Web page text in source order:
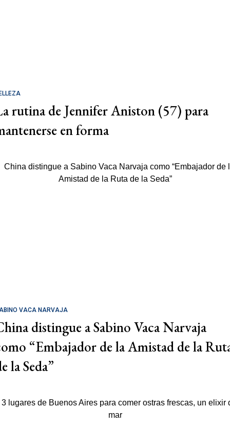
rutina de Jennifer Aniston (57) para
en forma
VACA NARVAJA
distingue a Sabino Vaca Narvaja
“Embajador de la Amistad de la
la Seda”